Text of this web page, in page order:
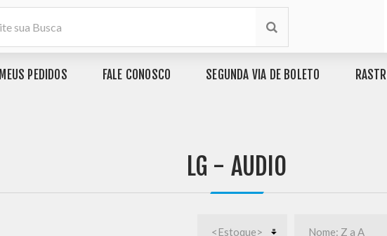
MEUS PEDIDOS FALE CONOSCO SEGUNDA VIA DE BOLETO
LG - AUDIO